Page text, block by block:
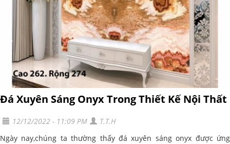
Đá Xuyên Sáng Onyx Trong Thiết Kế Nội Thất
12/12/2022 - 11:09 PM
T.T.H
Ngày nay,chúng ta thường thấy đá xuyên sáng onyx được ứng